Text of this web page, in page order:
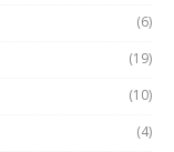
(6)
(19)
(10)
(4)